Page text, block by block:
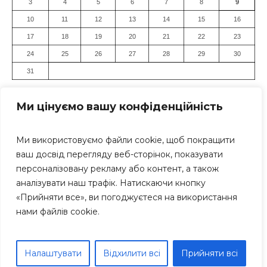
Ми цінуємо вашу конфіденційність
Ми використовуємо файли cookie, щоб покращити
ваш досвід перегляду веб-сторінок, показувати
персоналізовану рекламу або контент, а також
аналізувати наш трафік. Натискаючи кнопку
«Прийняти все», ви погоджуєтеся на використання
нами файлів cookie.
Налаштувати Відхилити всі Прийняти всі
3 4 5 6 7 8 9
10 11 12 13 14 15 16
17 18 19 20 21 22 23
24 25 26 27 28 29 30
31
Засновник: Громадська організація "Дніпровський Прес-
Клуб" Всі права захищені. Використання матеріалів
інтернет-видань - гіперпосилання) на «Дніпро Інформ»
Дніпро Інформ © 1999-2025 рр; Тел.: +38 (063) 271-17-71